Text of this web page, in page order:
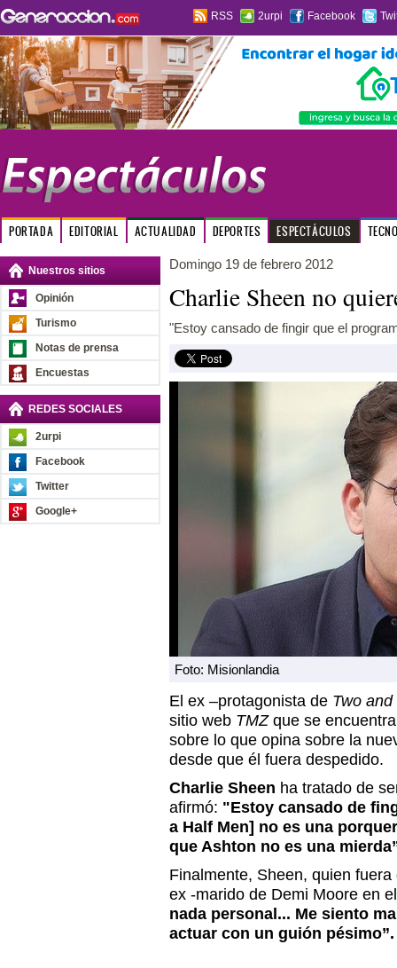
RSS 2urpi Facebook
PORTADA EDITORIAL ACTUALIDAD DEPORTES ESPECTÁCULOS
Nuestros sitios
Opinión
Turismo
Notas de prensa
Encuestas
REDES SOCIALES
2urpi
Facebook
Twitter
Google+
Domingo 19 de febrero 2012
Charlie Sheen no
"Estoy cansado de fingir que el
Foto: Misionlandia
El ex –protagonista de Two
sitio web TMZque se
sobre lo que opina sobre la
desde que él fuera despedido.
Charlie Sheen ha tratado de
afirmó: "Estoy cansado de
a Half Men] no es una
que Ashton no es una
Finalmente, Sheen, quien
ex -marido de Demi Moore en
nada personal... Me siento
actuar con un guión pésimo”.